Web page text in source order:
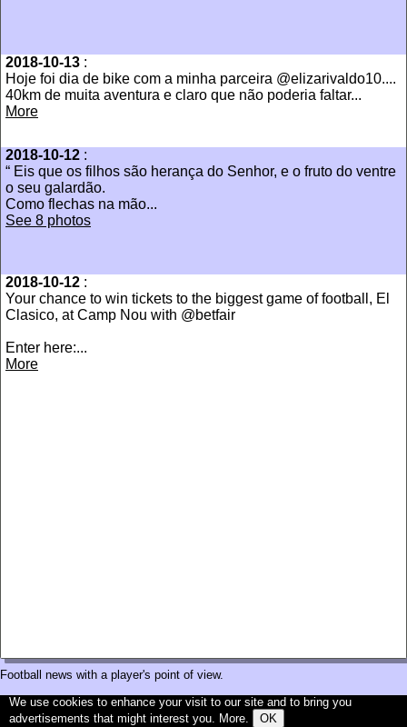
2018-10-13 :
Hoje foi dia de bike com a minha parceira @elizarivaldo10....
40km de muita aventura e claro que não poderia faltar...
More
2018-10-12 :
“ Eis que os filhos são herança do Senhor, e o fruto do ventre
o seu galardão.
Como flechas na mão...
See 8 photos
2018-10-12 :
Your chance to win tickets to the biggest game of football, El
Clasico, at Camp Nou with @betfair
Enter here:...
More
Football news with a player's point of view.
We use cookies to enhance your visit to our site and to bring you
advertisements that might interest you. More. OK